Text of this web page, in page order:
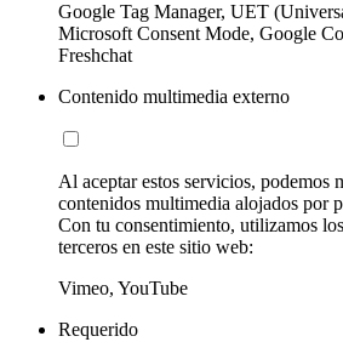
Google Tag Manager, UET
Microsoft Consent Mode, Google
Freshchat
Contenido multimedia externo
Al aceptar estos servicios, podemos
contenidos multimedia alojados por
Con tu consentimiento, utilizamos
terceros en este sitio web:
Vimeo, YouTube
Requerido